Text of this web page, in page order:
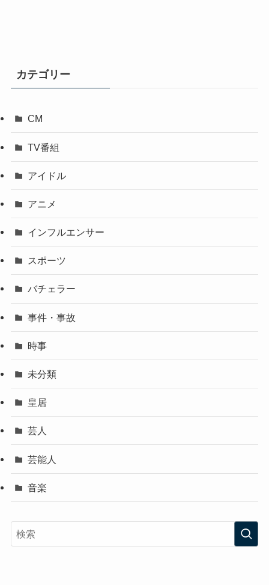
カテゴリー
CM
TV番組
アイドル
アニメ
インフルエンサー
スポーツ
バチェラー
事件・事故
時事
未分類
皇居
芸人
芸能人
音楽